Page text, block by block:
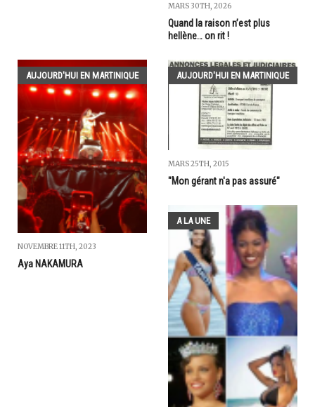
MARS 30TH, 2026
Quand la raison n’est plus
hellène… on rit !
AUJOURD'HUI EN MARTINIQUE
NOVEMBRE 11TH, 2023
Aya NAKAMURA
AUJOURD'HUI EN MARTINIQUE
MARS 25TH, 2015
"Mon gérant n'a pas assuré"
A LA UNE